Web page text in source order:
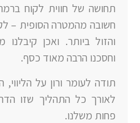
תחושה של חווית לקוח
חשובה מהמטרה הסופית –
והזול ביותר. ואכן
וחסכנו הרבה מאוד כסף.
תודה לעומר ורון על
לאורך כל התהליך שזו
פחות משלנו.